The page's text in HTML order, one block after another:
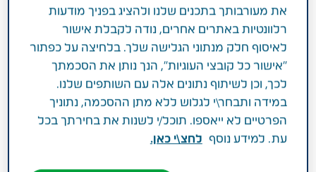
סיווג מוצר
במרשם רופא
את מעורבותך בתכנים שלנו ולהציג בפניך מודעות
רלוונטיות באתרים אחרים, נודה לקבלת אישור
לאיסוף חלק מנתוני הגלישה שלך. בלחיצה על כפתור
"אישור כל קובצי העוגיות", הנך נותן את הסכמתך
לכך, וכן לשיתוף נתונים אלה עם השותפים שלנו.
במידה ותבחר\י לגלוש ללא מתן ההסכמה, נתוניך
הפרטיים לא ייאספו. תוכל/י לשנות את בחירתך בכל
עת. למידע נוסף
לחצ\י כאן.